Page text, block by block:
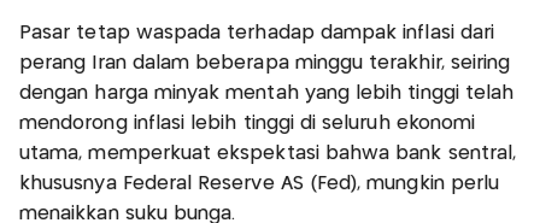
Pasar tetap waspada terhadap dampak inflasi dari
perang Iran dalam beberapa minggu terakhir, seiring
dengan harga minyak mentah yang lebih tinggi telah
mendorong inflasi lebih tinggi di seluruh ekonomi
utama, memperkuat ekspektasi bahwa bank sentral,
khususnya Federal Reserve AS (Fed), mungkin perlu
menaikkan suku bunga.